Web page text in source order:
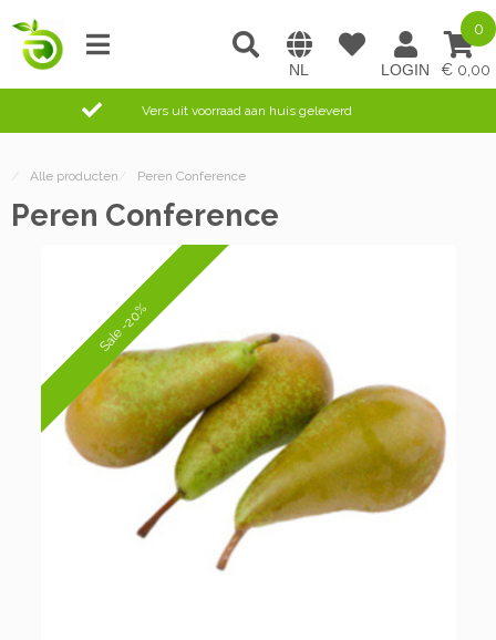
0,00
0
Vers uit voorraad aan huis geleverd
/ Alle producten / Peren Conference
Peren Conference
Sale -20%